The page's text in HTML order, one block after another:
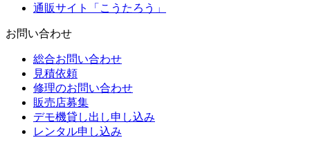
通販サイト「こうたろう」
お問い合わせ
総合お問い合わせ
見積依頼
修理のお問い合わせ
販売店募集
デモ機貸し出し申し込み
レンタル申し込み